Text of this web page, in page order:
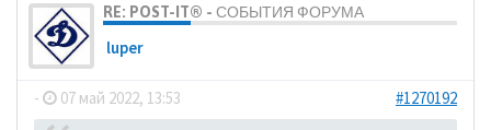
RE: POST-IT® - СОБЫТИЯ ФОРУМА
luper
- 07 май 2022, 13:53 #1270192